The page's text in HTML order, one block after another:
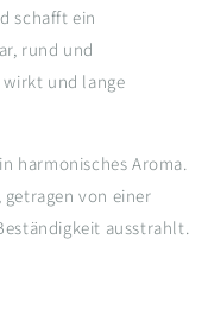
schafft ein
rund und
wirkt und lange
harmonisches Aroma.
von einer
ausstrahlt.